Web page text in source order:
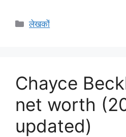
Categories
लेखकों
Chayce
net worth
updated)